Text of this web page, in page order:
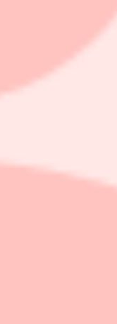
en katalysator för